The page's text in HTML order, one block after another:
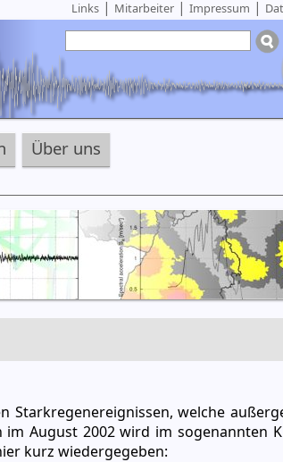
Links| Mitarbeiter| Impressum |
Über uns
Starkregenereignissen, welche
August 2002 wird im sogenannten
kurz wiedergegeben: